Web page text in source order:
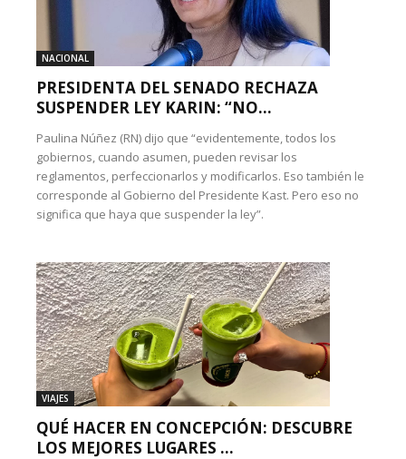
NACIONAL
PRESIDENTA DEL SENADO RECHAZA
SUSPENDER LEY KARIN: “NO...
Paulina Núñez (RN) dijo que “evidentemente, todos los
gobiernos, cuando asumen, pueden revisar los
reglamentos, perfeccionarlos y modificarlos. Eso también le
corresponde al Gobierno del Presidente Kast. Pero eso no
significa que haya que suspender la ley”.
VIAJES
QUÉ HACER EN CONCEPCIÓN: DESCUBRE
LOS MEJORES LUGARES ...